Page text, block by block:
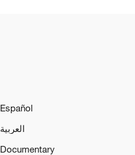
Español
العربية
Documentary